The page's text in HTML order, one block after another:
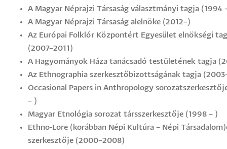
A Magyar Néprajzi Társaság választmányi tagja (1994
A Magyar Néprajzi Társaság alelnöke (2012–)
Az Európai Folklór Központért Egyesület elnökségi
(2007–2011)
A Hagyományok Háza tanácsadó testületének tagja
Az Ethnographia szerkesztőbizottságának tagja
Occasional Papers in Anthropology
– )
Magyar Etnológia sorozat társszerkesztője (1998 – )
Ethno-Lore (korábban Népi Kultúra – Népi
szerkesztője (2000–2008)